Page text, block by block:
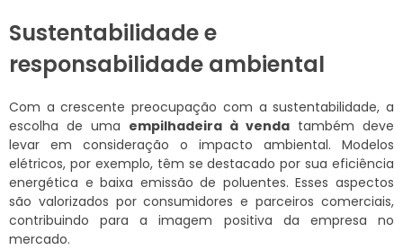
Sustentabilidade e
responsabilidade ambiental
Com a crescente preocupação com a sustentabilidade, a
escolha de uma empilhadeira à venda também deve
levar em consideração o impacto ambiental. Modelos
elétricos, por exemplo, têm se destacado por sua eficiência
energética e baixa emissão de poluentes. Esses aspectos
são valorizados por consumidores e parceiros comerciais,
contribuindo para a imagem positiva da empresa no
mercado.